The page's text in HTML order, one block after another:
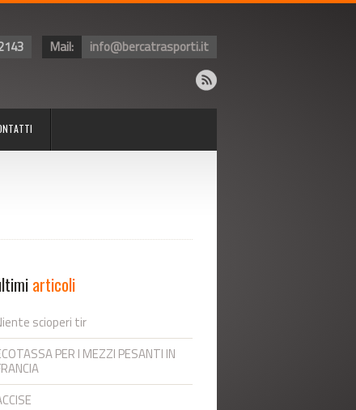
Mail: info@bercatrasporti.it
articoli
scioperi tir
PER I MEZZI PESANTI IN